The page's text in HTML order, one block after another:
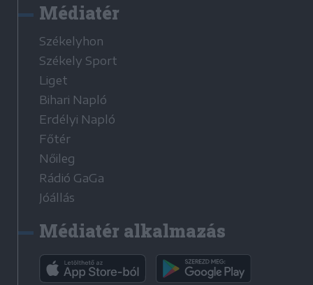
Médiatér
Székelyhon
Székely Sport
Liget
Bihari Napló
Erdélyi Napló
Főtér
Nőileg
Rádió GaGa
Jóállás
Médiatér alkalmazás